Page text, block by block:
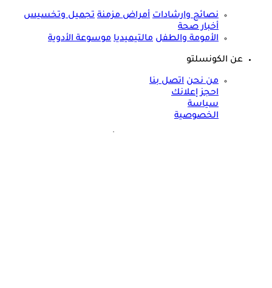
نصائح وارشادات أمراض مزمنة تجميل وتخسيس
أخبار صحة
الأمومة والطفل مالتيميديا موسوعة الأدوية
عن الكونسلتو
من نحن اتصل بنا
احجز إعلانك
سياسة
الخصوصية